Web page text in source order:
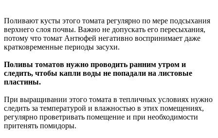
Поливают кусты этого томата регулярно по мере подсыхания
верхнего слоя почвы. Важно не допускать его пересыхания,
потому что томат Антюфей негативно воспринимает даже
кратковременные периоды засухи.
Поливы томатов нужно проводить ранним утром и
следить, чтобы капли воды не попадали на листовые
пластины.
При выращивании этого томата в тепличных условиях нужно
следить за температурой и влажностью в этих помещениях,
регулярно проветривать помещение и при необходимости
притенять помидоры.